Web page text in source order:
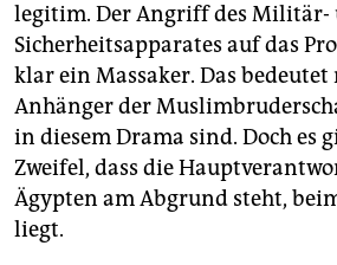
legitim. Der Angriff des Militär-
Sicherheitsapparates auf das
klar ein Massaker. Das bedeutet
Anhänger der
in diesem Drama sind. Doch es
Zweifel, dass die
Ägypten am Abgrund steht,
liegt.